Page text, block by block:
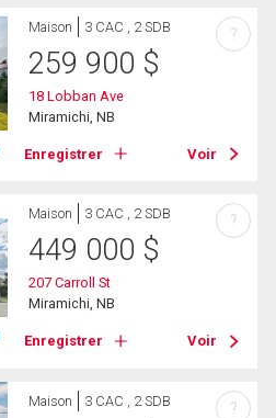
Maison 3 CAC , 2 SDB
259 900 $
18 Lobban Ave
Miramichi, NB
Enregistrer Voir
?
Maison 3 CAC , 2 SDB
449 000 $
207 Carroll St
Miramichi, NB
Enregistrer Voir
?
Maison 3 CAC , 2 SDB ?